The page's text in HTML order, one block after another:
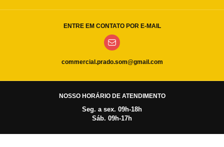
ENTRE EM CONTATO POR E-MAIL
commercial.prado.som@gmail.com
NOSSO HORÁRIO DE ATENDIMENTO
Seg. a sex. 09h-18h
Sáb. 09h-17h